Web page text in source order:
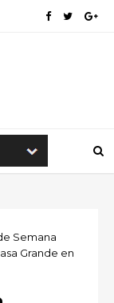
Semana
Grande en